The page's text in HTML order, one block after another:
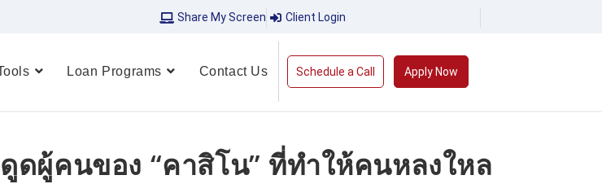
Share My Screen Client Login
Loan Programs Contact Us Schedule a Call Apply Now
ดผู้คนของ “คาสิโน” ที่ทำให้คนหลงใหล